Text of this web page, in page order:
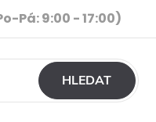
Pá: 9:00 - 17:00)
e-shopu Porovnání
HLEDAT